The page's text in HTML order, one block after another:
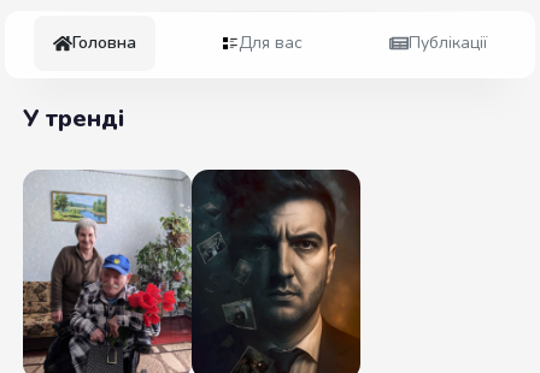
Головна Для вас Публікації
У тренді